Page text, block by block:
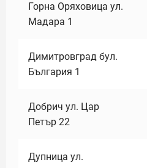
Горна Оряховица ул.
Мадара 1
Димитровград бул.
България 1
Добрич ул. Цар
Петър 22
Дупница ул.